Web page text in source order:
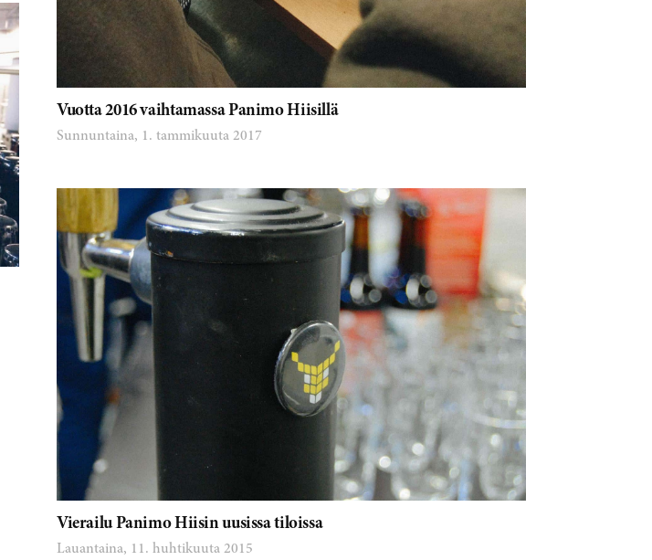
Vuotta 2016 vaihtamassa Panimo Hiisillä
Sunnuntaina, 1. tammikuuta 2017
Vierailu Panimo Hiisin uusissa tiloissa
Lauantaina, 11. huhtikuuta 2015